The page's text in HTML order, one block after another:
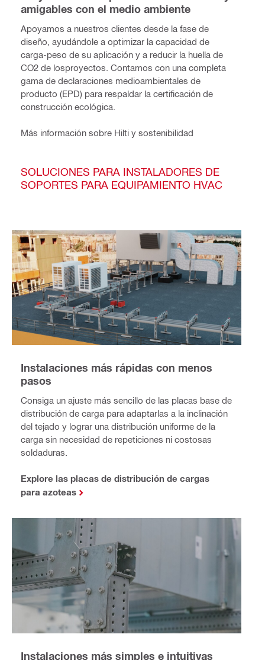
amigables con el medio ambiente
Apoyamos a nuestros clientes desde la fase de
diseño, ayudándole a optimizar la capacidad de
carga-peso de su aplicación y a reducir la huella de
CO2 de losproyectos. Contamos con una completa
gama de declaraciones medioambientales de
producto (EPD) para respaldar la certificación de
construcción ecológica.
Más información sobre Hilti y sostenibilidad
SOLUCIONES PARA INSTALADORES DE
SOPORTES PARA EQUIPAMIENTO HVAC
Instalaciones más rápidas con menos
pasos
Consiga un ajuste más sencillo de las placas base de
distribución de carga para adaptarlas a la inclinación
del tejado y lograr una distribución uniforme de la
carga sin necesidad de repeticiones ni costosas
soldaduras.
Explore las placas de distribución de cargas
para azoteas
Instalaciones más simples e intuitivas